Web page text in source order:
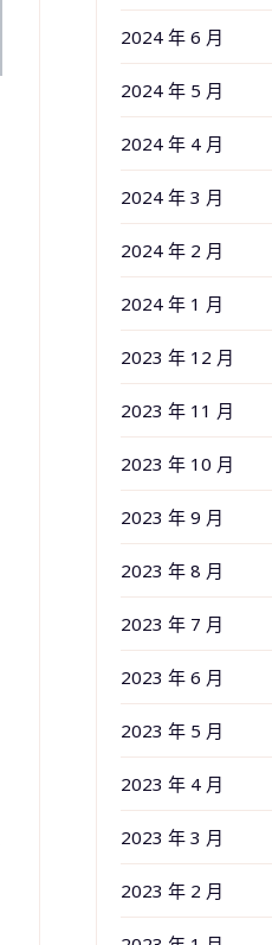
2024 年 6 月
2024 年 5 月
2024 年 4 月
2024 年 3 月
2024 年 2 月
2024 年 1 月
2023 年 12 月
2023 年 11 月
2023 年 10 月
2023 年 9 月
2023 年 8 月
2023 年 7 月
2023 年 6 月
2023 年 5 月
2023 年 4 月
2023 年 3 月
2023 年 2 月